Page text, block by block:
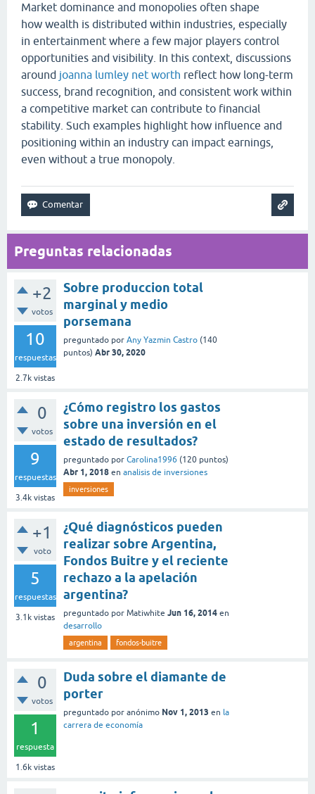
Market dominance and monopolies often shape
how wealth is distributed within industries, especially
in entertainment where a few major players control
opportunities and visibility. In this context, discussions
around joanna lumley net worth reflect how long-term
success, brand recognition, and consistent work within
a competitive market can contribute to financial
stability. Such examples highlight how influence and
positioning within an industry can impact earnings,
even without a true monopoly.
Preguntas relacionadas
+2
votos
10
respuestas
2.7k vistas
Sobre produccion total
marginal y medio
porsemana
preguntado por Any Yazmin Castro (140
puntos) Abr 30, 2020
0
votos
9
respuestas
3.4k vistas
¿Cómo registro los gastos
sobre una inversión en el
estado de resultados?
preguntado por Carolina1996 (120 puntos)
Abr 1, 2018 en analisis de inversiones
inversiones
+1
voto
5
respuestas
3.1k vistas
¿Qué diagnósticos pueden
realizar sobre Argentina,
Fondos Buitre y el reciente
rechazo a la apelación
argentina?
preguntado por Matiwhite Jun 16, 2014 en
desarrollo
argentina fondos-buitre
0
votos
1
respuesta
1.6k vistas
Duda sobre el diamante de
porter
preguntado por anónimo Nov 1, 2013 en la
carrera de economía